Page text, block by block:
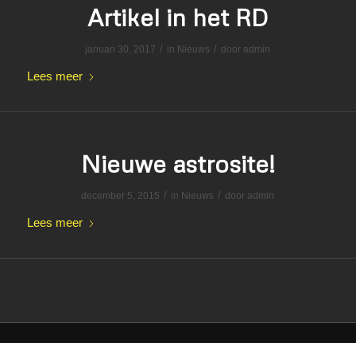
Artikel in het RD
januari 30, 2017 / in Nieuws / door admin
Lees meer
Nieuwe astrosite!
december 5, 2015 / in Nieuws / door admin
Lees meer